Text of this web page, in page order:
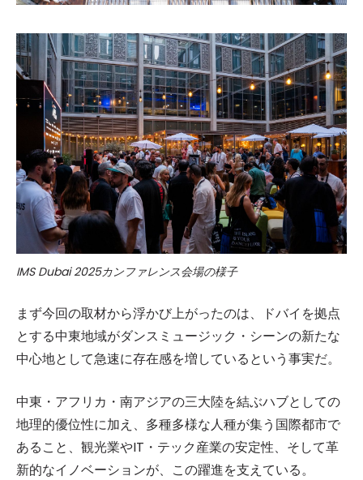
IMS Dubai 2025カンファレンス会場の様子
まず今回の取材から浮かび上がったのは、ドバイを拠点
とする中東地域がダンスミュージック・シーンの新たな
中心地として急速に存在感を増しているという事実だ。
中東・アフリカ・南アジアの三大陸を結ぶハブとしての
地理的優位性に加え、多種多様な人種が集う国際都市で
あること、観光業やIT・テック産業の安定性、そして革
新的なイノベーションが、この躍進を支えている。